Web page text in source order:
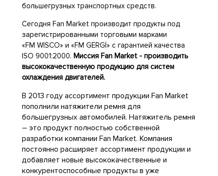
большегрузных транспортных средств.
Сегодня Fan Market производит продукты под
зарегистрированными торговыми марками
«FM WISCO» и «FM GERGİ» с гарантией качества
ISO 9001:2000. Миссия Fan Market - производить
высококачественную продукцию для систем
охлаждения двигателей.
В 2013 году ассортимент продукции Fan Market
пополнили натяжители ремня для
большегрузных автомобилей. Натяжитель ремня
– это продукт полностью собственной
разработки компании Fan Market. Компания
постоянно расширяет ассортимент продукции и
добавляет новые высококачественные и
конкурентоспособные продукты в уже